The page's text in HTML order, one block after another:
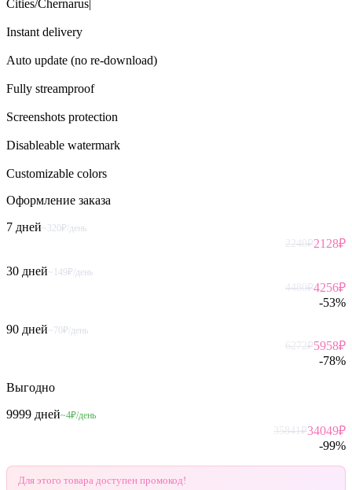
Cities/Chernarus|
Instant delivery
Auto update (no re-download)
Fully streamproof
Screenshots protection
Disableable watermark
Customizable colors
Оформление заказа
7 дней~320₽/день
2240₽2128₽
30 дней~149₽/день
4480₽4256₽
-53%
90 дней~70₽/день
6272₽5958₽
-78%
Выгодно
9999 дней~4₽/день
35841₽34049₽
-99%
Для этого товара доступен промокод!